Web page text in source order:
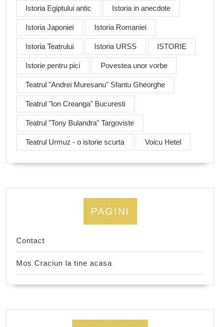
Istoria Egiptului antic Istoria in anecdote
Istoria Japoniei Istoria Romaniei
Istoria Teatrului Istoria URSS ISTORIE
Istorie pentru pici Povestea unor vorbe
Teatrul "Andrei Muresanu" Sfantu Gheorghe
Teatrul "Ion Creanga" Bucuresti
Teatrul "Tony Bulandra" Targoviste
Teatrul Urmuz - o istorie scurta Voicu Hetel
PAGINI
Contact
Mos Craciun la tine acasa